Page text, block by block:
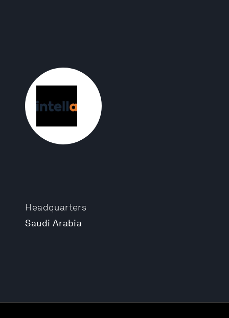
Headquarters
Saudi Arabia